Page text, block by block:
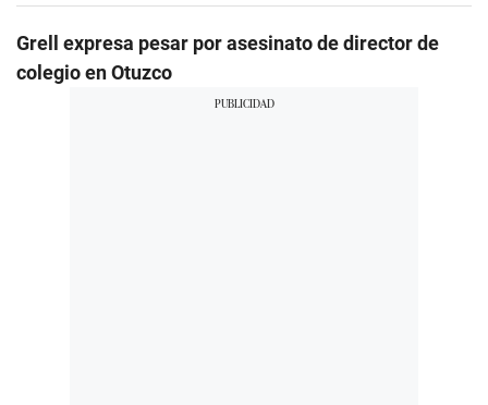
Grell expresa pesar por asesinato de director de
colegio en Otuzco